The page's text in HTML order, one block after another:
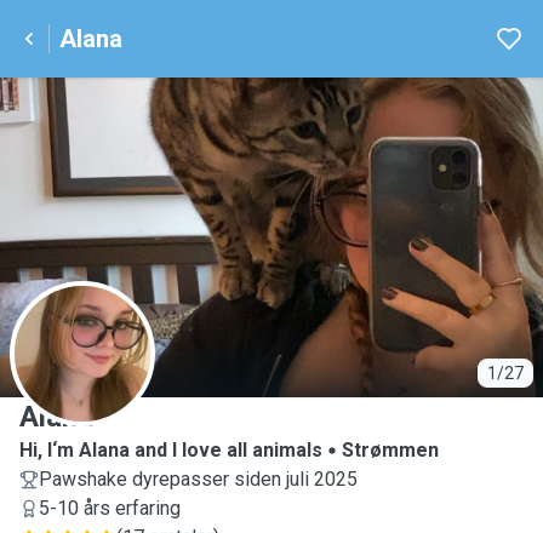
Alana
1/27
A
Alana
Hi, I‘m Alana and I love all animals
Strømmen
Pawshake dyrepasser siden juli 2025
5-10 års erfaring